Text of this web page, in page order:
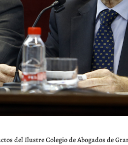
del Ilustre Colegio de Abogados de